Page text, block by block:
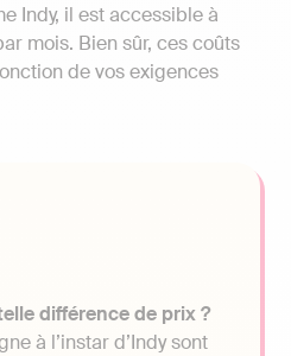
Indy, il est accessible à
mois. Bien sûr, ces coûts
de vos exigences
différence de prix ?
à l’instar d’Indy sont